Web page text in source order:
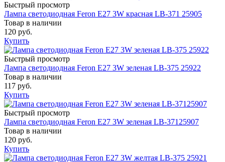
Быстрый просмотр
Лампа светодиодная Feron E27 3W красная LB-371 25905
Товар в наличии
120 руб.
Купить
Быстрый просмотр
Лампа светодиодная Feron E27 3W зеленая LB-375 25922
Товар в наличии
117 руб.
Купить
Быстрый просмотр
Лампа светодиодная Feron E27 3W зеленая LB-37125907
Товар в наличии
120 руб.
Купить